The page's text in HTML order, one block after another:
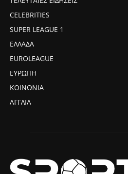
CELEBRITIES
SUPER LEAGUE 1
ΕΛΛΑΔΑ
EUROLEAGUE
ΕΥΡΩΠΗ
ΚΟΙΝΩΝΙΑ
ΑΓΓΛΙΑ